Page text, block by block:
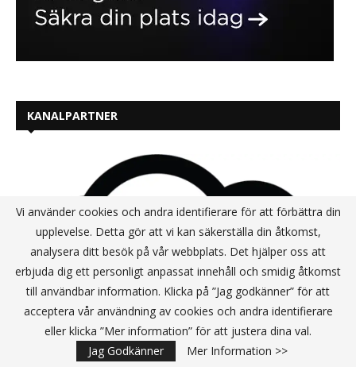
KANALPARTNER
Vi använder cookies och andra identifierare för att förbättra din
upplevelse. Detta gör att vi kan säkerställa din åtkomst,
analysera ditt besök på vår webbplats. Det hjälper oss att
erbjuda dig ett personligt anpassat innehåll och smidig åtkomst
till användbar information. Klicka på ”Jag godkänner” för att
acceptera vår användning av cookies och andra identifierare
eller klicka ”Mer information” för att justera dina val.
Jag Godkänner
Mer Information >>